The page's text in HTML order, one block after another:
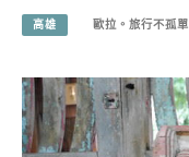
高雄 歐拉。旅行不孤單